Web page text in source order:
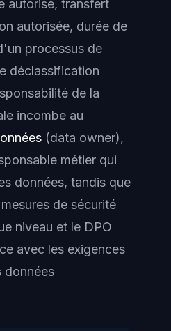
autorisé, transfert
autorisée, durée de
processus de
déclassification
de la
incombe au
(data owner),
métier qui
données, tandis que
de sécurité
niveau et le DPO
avec les exigences
données